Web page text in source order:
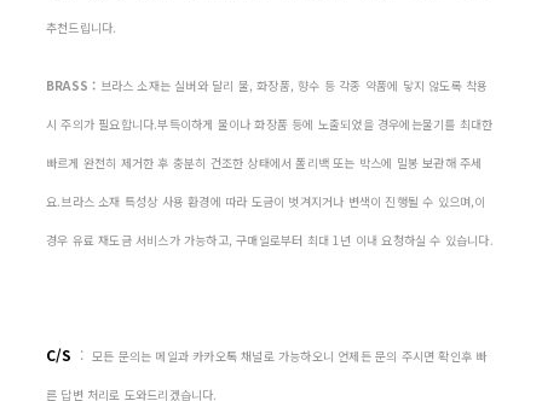
추천드립니다.
BRASS : 브라스 소재는 실버와 달리 물, 화장품, 향수 등 각종 약품에 닿지 않도록 착용
시 주의가 필요합니다.부득이하게 물이나 화장품 등에 노출되었을 경우에는물기를 최대한
빠르게 완전히 제거한 후 충분히 건조한 상태에서 폴리백 또는 박스에 밀봉 보관해 주세
요.브라스 소재 특성상 사용 환경에 따라 도금이 벗겨지거나 변색이 진행될 수 있으며,이
경우 유료 재도금 서비스가 가능하고, 구매일로부터 최대 1년 이내 요청하실 수 있습니다.
C/S : 모든 문의는 메일과 카카오톡 채널로 가능하오니 언제든 문의 주시면 확인후 빠
른 답변 처리로 도와드리겠습니다.